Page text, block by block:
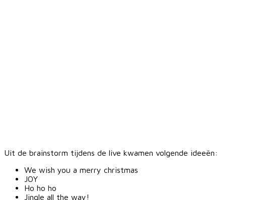
Uit de brainstorm tijdens de live kwamen volgende ideeën:
We wish you a merry christmas
JOY
Ho ho ho
Jingle all the way!